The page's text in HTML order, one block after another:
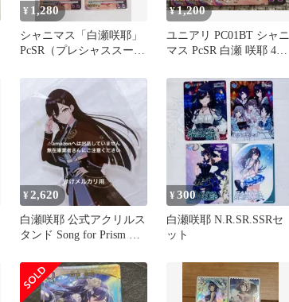
¥ 1,280
シャニマス「白瀬咲耶」
PcSR（プレシャススーパ
¥1,200
ユニアリ PC01BT シャニ
マス PcSR 白瀬 咲耶 4枚
¥2,620
白瀬咲耶 公式アクリルス
タンド Song for Prism ア
¥300
白瀬咲耶 N.R.SR.SSRセ
ット